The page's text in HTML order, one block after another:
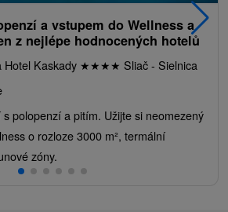
a vstupem do Wellness a
z nejlépe hodnocených hotelů
Kaskady ★★★★ Sliač - Sielnica
polopenzí a pitím. Užijte si neomezený
o rozloze 3000 m², termální
zóny.